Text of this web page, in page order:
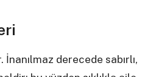
derecede sabırlı,